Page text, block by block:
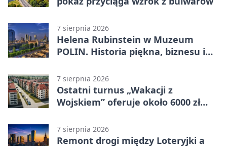
7 sierpnia 2026
Helena Rubinstein w Muzeum
POLIN. Historia piękna, biznesu i
7 sierpnia 2026
Ostatni turnus „Wakacji z
Wojskiem” oferuje około 6000 zł
7 sierpnia 2026
Remont drogi między Loteryjki a